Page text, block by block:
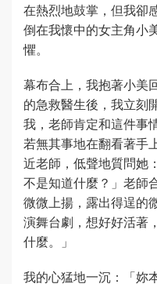
在熱烈地鼓掌，但我卻
倒在我懷中的女主角小
懼。
幕布合上，我抱著小美
的急救醫生後，我立刻
我，老師肯定和這件事
若無其事地在翻看著手
近老師，低聲地質問
不是知道什麼？」老師
微微上揚，露出得逞的
演舞台劇，想好好活著
什麼。」
我的心猛地一沉：「妳